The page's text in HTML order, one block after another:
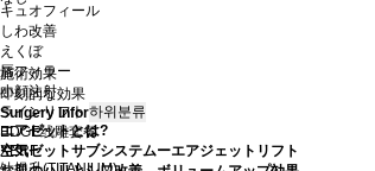
キュオフィール
しわ改善
えくぼ
唇フィラー
小顔注射
ラインリフト 하위분류
EDGE线雕套餐
XERF
施術効果
即刻的な効果
Surgery Information
エアゼットとは?
空気ゼットサブシステムーエアジェットリフト